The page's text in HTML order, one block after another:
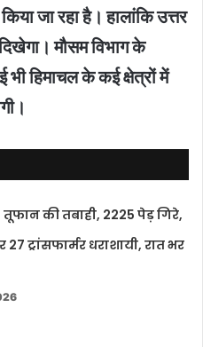
जा रहा है। हालांकि उत्तर
मौसम विभाग के
भी हिमाचल के कई क्षेत्रों में
की तबाही, 2225 पेड़ गिरे,
ट्रांसफार्मर धराशायी, रात भर